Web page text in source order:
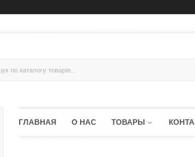
ГЛАВНАЯ О НАС ТОВАРЫ